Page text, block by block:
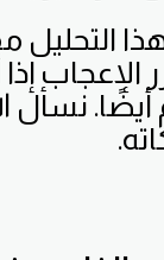
التحليل
إذا
نسأل